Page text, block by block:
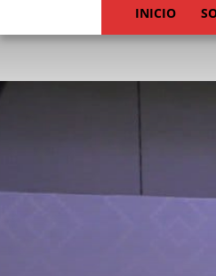
INICIO